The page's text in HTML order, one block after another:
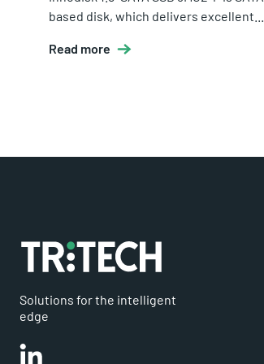
based disk, which delivers excellent...
Read more
Solutions for the intelligent
edge
Linkedin